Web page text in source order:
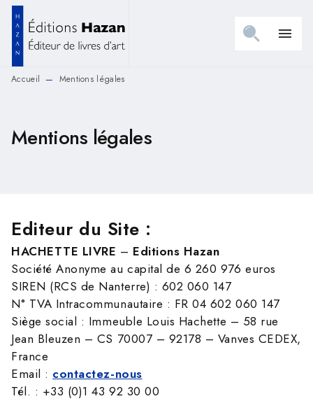
MENU RECHERCHE
PIED DE PAGE
menu
Accueil — Mentions légales
Mentions légales
Editeur du Site :
HACHETTE LIVRE – Editions Hazan
Société Anonyme au capital de 6 260 976 euros
SIREN (RCS de Nanterre) : 602 060 147
N° TVA Intracommunautaire : FR 04 602 060 147
Siège social : Immeuble Louis Hachette – 58 rue
Jean Bleuzen – CS 70007 – 92178 – Vanves CEDEX,
France
Email : contactez-nous
Tél. : +33 (0)1 43 92 30 00